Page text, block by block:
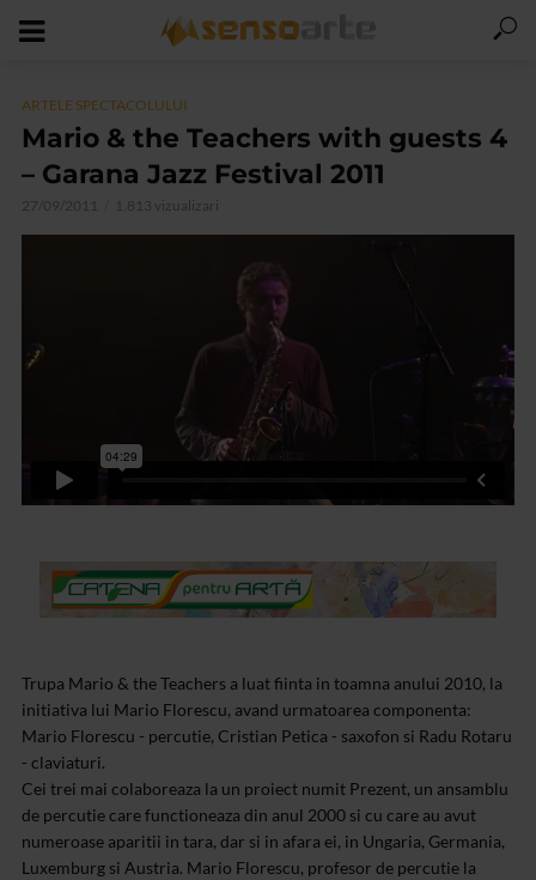
ARTELE SPECTACOLULUI
Mario & the Teachers with guests 4
– Garana Jazz Festival 2011
27/09/2011 1.813 vizualizari
Trupa Mario & the Teachers a luat fiinta in toamna anului 2010, la
initiativa lui Mario Florescu, avand urmatoarea componenta:
Mario Florescu - percutie, Cristian Petica - saxofon si Radu Rotaru
- claviaturi.
Cei trei mai colaboreaza la un proiect numit Prezent, un ansamblu
de percutie care functioneaza din anul 2000 si cu care au avut
numeroase aparitii in tara, dar si in afara ei, in Ungaria, Germania,
Luxemburg si Austria. Mario Florescu, profesor de percutie la